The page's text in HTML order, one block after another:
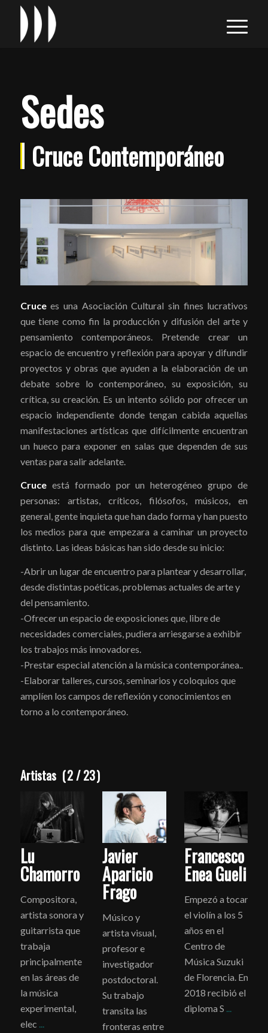
Sedes
Cruce Contemporáneo
Crucees una Asociación Cultural sin fines lucrativos
que tiene como fin la producción y difusión del arte y
pensamiento contemporáneos. Pretende crear un
espacio de encuentro y reflexión para apoyar y difundir
proyectos y obras que ayuden a la elaboración de un
debate sobre lo contemporáneo, su exposición, su
crítica, su creación. Es un intento sólido por ofrecer un
espacio independiente donde tengan cabida aquellas
manifestaciones artísticas que difícilmente encuentran
un hueco para exponer en salas que dependen de sus
ventas para salir adelante.
Cruceestá formado por un heterogéneo grupo de
personas: artistas, críticos, filósofos, músicos, en
general, gente inquieta que han dado forma y han puesto
los medios para que empezara a caminar un proyecto
distinto. Las ideas básicas han sido desde su inicio:
-Abrir un lugar de encuentro para plantear y desarrollar,
desde distintas poéticas, problemas actuales de arte y
del pensamiento.
-Ofrecer un espacio de exposiciones que, libre de
necesidades comerciales, pudiera arriesgarse a exhibir
los trabajos más innovadores.
-Prestar especial atención a la música contemporánea..
-Elaborar talleres, cursos, seminarios y coloquios que
amplíen los campos de reflexión y conocimientos en
torno a lo contemporáneo.
Artistas (2/23)
Lu
Chamorro
Compositora,
artista sonora y
guitarrista que
trabaja
principalmente
en las áreas de
la música
experimental,
elec ...
Javier
Aparicio
Frago
Músico y
artista visual,
profesor e
investigador
postdoctoral.
Su trabajo
transita las
fronteras entre
Francesco
Enea Gueli
Empezó a tocar
el violín a los 5
años en el
Centro de
Música Suzuki
de Florencia. En
2018 recibió el
diploma S ...